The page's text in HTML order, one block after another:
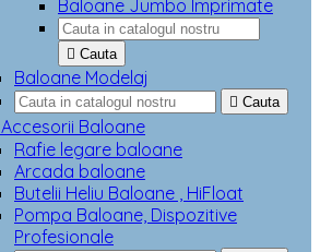
Baloane Jumbo Imprimate
 Cauta
Baloane Modelaj
 Cauta
Accesorii Baloane
Rafie legare baloane
Arcada baloane
Butelii Heliu Baloane , HiFloat
Pompa Baloane, Dispozitive
Profesionale